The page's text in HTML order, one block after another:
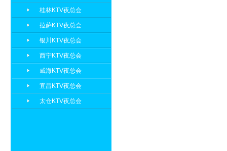
桂林KTV夜总会
拉萨KTV夜总会
银川KTV夜总会
西宁KTV夜总会
威海KTV夜总会
宜昌KTV夜总会
太仓KTV夜总会